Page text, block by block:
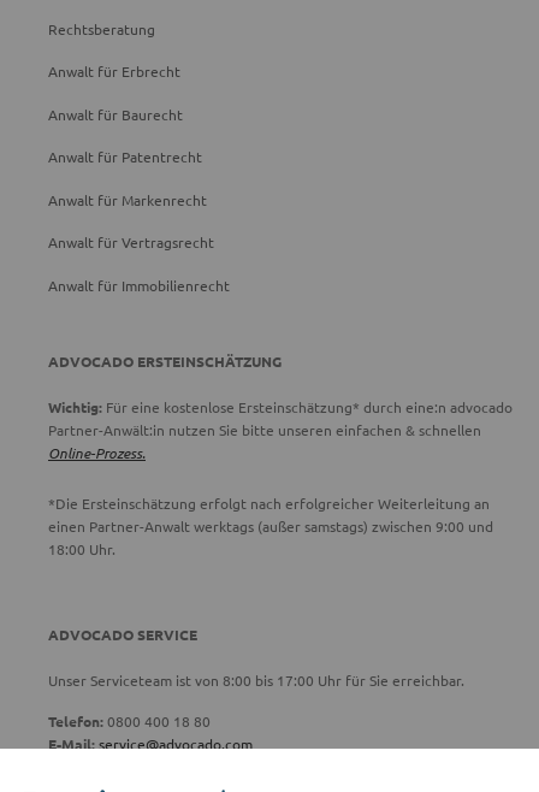
Rechtsberatung
Anwalt für Erbrecht
Anwalt für Baurecht
Anwalt für Patentrecht
Anwalt für Markenrecht
Anwalt für Vertragsrecht
Anwalt für Immobilienrecht
ADVOCADO ERSTEINSCHÄTZUNG
Wichtig: Für eine kostenlose Ersteinschätzung* durch eine:n advocado
Partner-Anwält:in nutzen Sie bitte unseren einfachen & schnellen
Online-Prozess.
*Die Ersteinschätzung erfolgt nach erfolgreicher Weiterleitung an
einen Partner-Anwalt werktags (außer samstags) zwischen 9:00 und
18:00 Uhr.
ADVOCADO SERVICE
Unser Serviceteam ist von 8:00 bis 17:00 Uhr für Sie erreichbar.
Telefon:0800 400 18 80
E-Mail:service@advocado.com